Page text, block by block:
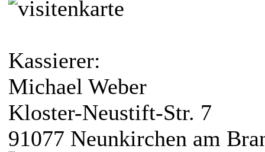
Kassierer:
Michael Weber
Kloster-Neustift-Str. 7
91077 Neunkirchen am